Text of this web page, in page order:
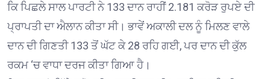
ਕਿ ਪਿਛਲੇ ਸਾਲ ਪਾਰਟੀ ਨੇ 133 ਦਾਨ ਰਾਹੀਂ 2.181 ਕਰੋੜ ਰੁਪਏ ਦੀ
ਪ੍ਰਾਪਤੀ ਦਾ ਐਲਾਨ ਕੀਤਾ ਸੀ। ਭਾਵੇਂ ਅਕਾਲੀ ਦਲ ਨੂੰ ਮਿਲਣ ਵਾਲੇ
ਦਾਨ ਦੀ ਗਿਣਤੀ 133 ਤੋਂ ਘੱਟ ਕੇ 28 ਰਹਿ ਗਈ, ਪਰ ਦਾਨ ਦੀ ਕੁੱਲ
ਰਕਮ ‘ਚ ਵਾਧਾ ਦਰਜ ਕੀਤਾ ਗਿਆ ਹੈ।